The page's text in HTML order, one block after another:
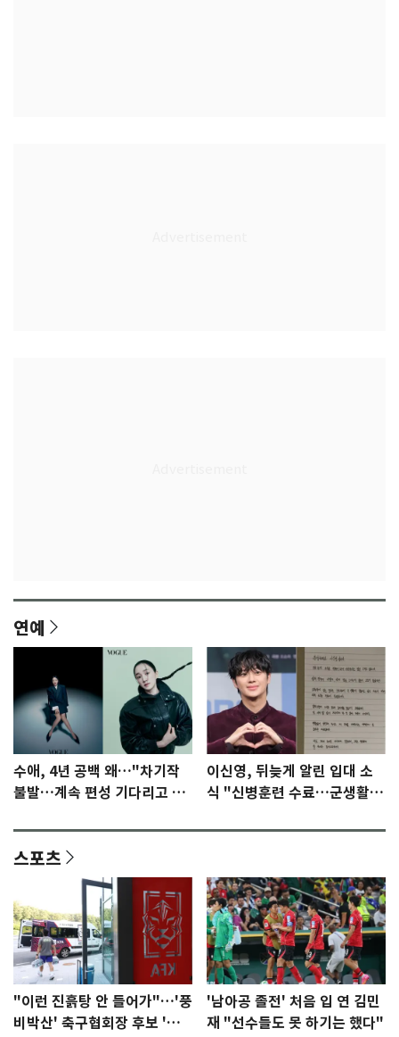
연예
수애, 4년 공백 왜…"차기작
불발…계속 편성 기다리고 있
이신영, 뒤늦게 알린 입대 소
식 "신병훈련 수료…군생활
스포츠
"이런 진흙탕 안 들어가"…'풍
비박산' 축구협회장 후보 '실
'남아공 졸전' 처음 입 연 김민
재 "선수들도 못 하기는 했다"